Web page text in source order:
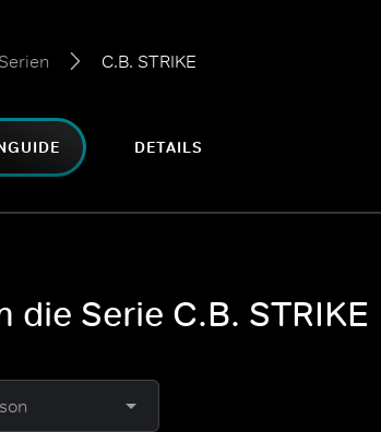
Serien C.B. STRIKE
DETAILS
die Serie C.B. STRIKE